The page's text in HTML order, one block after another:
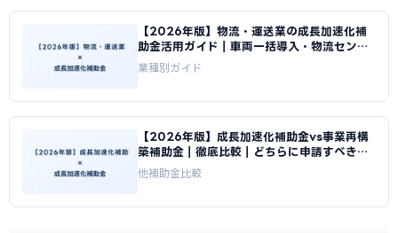
【2026年版】物流・運送業の成長加速化補
助金活用ガイド｜車両一括導入・物流センタ
ー投資の申請方法｜成長加速化補助金ナビ
業種別ガイド
【2026年版】成長加速化補助金vs事業再構
築補助金｜徹底比較｜どちらに申請すべきか
｜成長加速化補助金ナビ
他補助金比較